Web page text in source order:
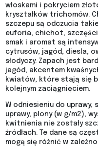
włoskami i pokryciem
kryształków trichomów​​.
szczepu są odczucia
euforia, chichot,
smak i aromat są
cytrusów, jagód, diesla,
słodyczy​​. Zapach jest
jagód, akcentem
kwiatów, które stają się
kolejnym zaciągnięciem​​.
W odniesieniu do uprawy,
uprawy, plony (w g/m2),
kwitnienia nie zostały
źródłach. Te dane są
mogą się różnić w